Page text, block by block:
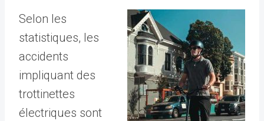
Selon les
statistiques, les
accidents
impliquant des
trottinettes
électriques sont